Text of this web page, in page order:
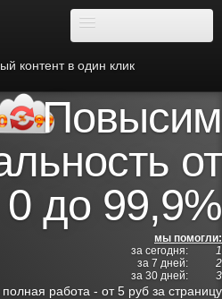
контент в один клик
Повысим
от
0 до 99,9%
мы помогли:
за сегодня:
1
за 7 дней:
2
за 30 дней:
3
полная работа - от 5 руб за страницу